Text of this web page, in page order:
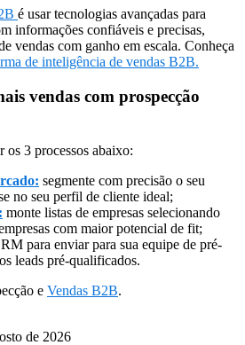
é usar tecnologias avançadas para
informações confiáveis e precisas,
vendas com ganho em escala. Conheça
de inteligência de vendas B2B.
vendas com prospecção
os 3 processos abaixo:
segmente com precisão o seu
no seu perfil de cliente ideal;
monte listas de empresas selecionando
com maior potencial de fit;
para enviar para sua equipe de pré-
leads pré-qualificados.
e Vendas B2B.
de 2026